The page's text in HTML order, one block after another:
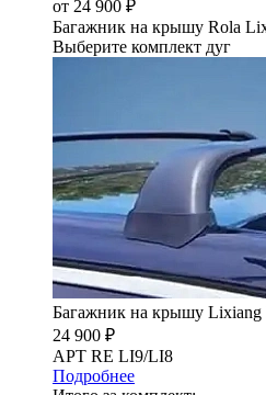
от 24 900 ₽
Багажник на крышу Rola
Выберите комплект дуг
Багажник на крышу Lixiang
24 900 ₽
АРТ RE LI9/LI8
Подробнее